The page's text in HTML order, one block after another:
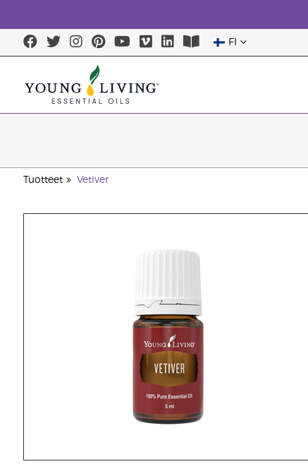
FI
Tuotteet Vetiver